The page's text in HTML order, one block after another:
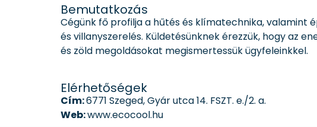
Bemutatkozás
Cégünk fő profilja a hűtés és klímatechnika, valamint
és villanyszerelés. Küldetésünknek érezzük, hogy az
és zöld megoldásokat megismertessük ügyfeleinkkel.
Elérhetőségek
Cím:6771 Szeged, Gyár utca 14. FSZT. e./2. a.
Web:www.ecocool.hu